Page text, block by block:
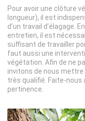
Pour avoir une clôture
longueur), il est
d’un travail d’élagage.
entretien, il est
suffisant de travailler
faut aussi une
végétation. Afin de ne
invitons de nous
très qualifié. Faite-nous
pertinence.